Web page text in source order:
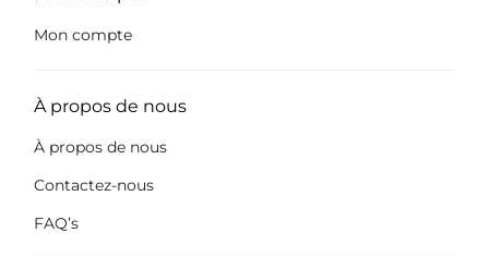
Mon compte
À propos de nous
À propos de nous
Contactez-nous
FAQ’s